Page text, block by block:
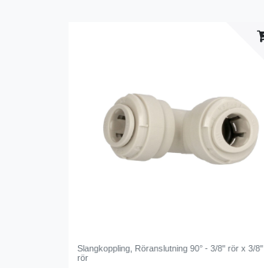
Slangkoppling, Röranslutning 90° - 3/8" rör x 3/8"
rör